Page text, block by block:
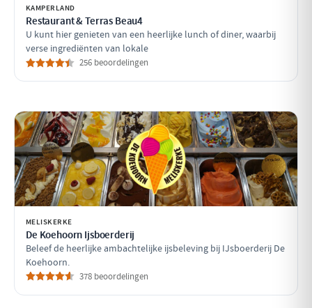
KAMPERLAND
Restaurant & Terras Beau4
U kunt hier genieten van een heerlijke lunch of diner, waarbij
verse ingrediënten van lokale
256 beoordelingen
MELISKERKE
De Koehoorn Ijsboerderij
Beleef de heerlijke ambachtelijke ijsbeleving bij IJsboerderij De
Koehoorn.
378 beoordelingen